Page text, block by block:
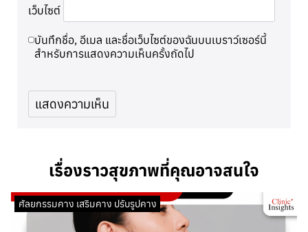
เว็บไซต์
บันทึกชื่อ, อีเมล และชื่อเว็บไซต์ของฉันบนเบราว์เซอร์นี้
สำหรับการแสดงความเห็นครั้งถัดไป
เรื่องราวสุขภาพที่คุณอาจสนใจ
ศัลยกรรมคาง เสริมคาง ปรับรูปคาง